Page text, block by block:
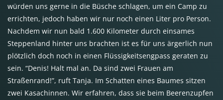
würden uns gerne in die Büsche schlagen, um ein Camp zu
errichten, jedoch haben wir nur noch einen Liter pro Person.
Nachdem wir nun bald 1.600 Kilometer durch einsames
Steppenland hinter uns brachten ist es für uns ärgerlich nun
plötzlich doch noch in einen Flüssigkeitsengpass geraten zu
sein. “Denis! Halt mal an. Da sind zwei Frauen am
Straßenrand!”, ruft Tanja. Im Schatten eines Baumes sitzen
zwei Kasachinnen. Wir erfahren, dass sie beim Beerenzupfen